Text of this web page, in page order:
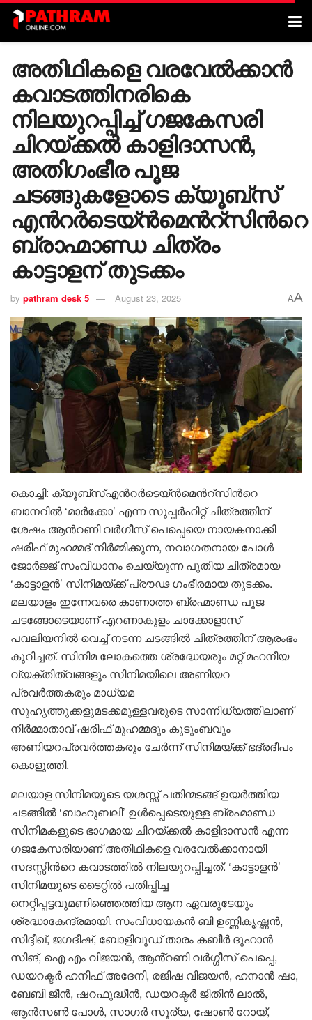
അതിഥികളെ വരവേൽക്കാൻ
കവാടത്തിനരികെ
നിലയുറപ്പിച്ച് ഗജകേസരി
ചിറയ്ക്കൽ കാളിദാസൻ,
അതിഗംഭീര പൂജ
ചടങ്ങുകളോടെ ക്യൂബ്സ്
എൻറർടെയ്ൻമെൻറ്സിൻറെ
ബ്രാഹ്മാണ്ഡ ചിത്രം
കാട്ടാളന് തുടക്കം
by pathram desk 5 August 23, 2025 AA
കൊച്ചി: ക്യൂബ്സ്എൻറർടെയ്ൻമെൻറ്സിൻറെ
ബാനറിൽ ‘മാർക്കോ’ എന്ന സൂപ്പർഹിറ്റ് ചിത്രത്തിന്
ശേഷം ആൻറണി വർഗീസ് പെപ്പെയെ നായകനാക്കി
ഷരീഫ് മുഹമ്മദ് നിർമ്മിക്കുന്ന, നവാഗതനായ പോൾ
ജോർജ്ജ് സംവിധാനം ചെയ്യുന്ന പുതിയ ചിത്രമായ
‘കാട്ടാളൻ’ സിനിമയ്ക്ക് പ്രൗഢ ഗംഭീരമായ തുടക്കം.
മലയാളം ഇന്നേവരെ കാണാത്ത ബ്രഹ്മാണ്ഡ പൂജ
ചടങ്ങോടെയാണ് എറണാകുളം ചാക്കോളാസ്‌
പവലിയനിൽ വെച്ച് നടന്ന ചടങ്ങിൽ ചിത്രത്തിന് ആരംഭം
കുറിച്ചത്. സിനിമ ലോകത്തെ ശ്രദ്ധേയരും മറ്റ് മഹനീയ
വ്യക്തിത്വങ്ങളും സിനിമയിലെ അണിയറ
പ്രവർത്തകരും മാധ്യമ
സുഹൃത്തുക്കളുമടക്കമുള്ളവരുടെ സാന്നിധ്യത്തിലാണ്
നിർമ്മാതാവ് ഷരീഫ് മുഹമ്മദും കുടുംബവും
അണിയറപ്രവർത്തകരും ചേർന്ന് സിനിമയ്ക്ക് ഭദ്രദീപം
കൊളുത്തി.
മലയാള സിനിമയുടെ യശസ്സ് പതിന്മടങ്ങ് ഉയർത്തിയ
ചടങ്ങിൽ ‘ബാഹുബലി’ ഉൾപ്പെടെയുള്ള ബ്രഹ്മാണ്ഡ
സിനിമകളുടെ ഭാഗമായ ചിറയ്ക്കൽ കാളിദാസൻ എന്ന
ഗജകേസരിയാണ് അതിഥികളെ വരവേൽക്കാനായി
സദസ്സിൻറെ കവാടത്തിൽ നിലയുറപ്പിച്ചത്. ‘കാട്ടാളൻ’
സിനിമയുടെ ടൈറ്റിൽ പതിപ്പിച്ച
നെറ്റിപ്പട്ടവുമണിഞ്ഞെത്തിയ ആന ഏവരുടേയും
ശ്രദ്ധാകേന്ദ്രമായി. സംവിധായകൻ ബി ഉണ്ണികൃഷ്ണൻ,
സിദ്ദീഖ്, ജഗദീഷ്, ബോളിവുഡ് താരം കബീർ ദുഹാൻ
സിങ്, ഐ എം വിജയൻ, ആൻ്റണി വർഗ്ഗീസ് പെപ്പെ,
ഡയറക്ടർ ഹനീഫ് അദേനി, രജിഷ വിജയൻ, ഹനാൻ ഷാ,
ബേബി ജീൻ, ഷറഫുദ്ധീൻ, ഡയറക്ടർ ജിതിൻ ലാൽ,
ആൻസൺ പോൾ, സാഗർ സൂര്യ, ഷോൺ റോയ്,